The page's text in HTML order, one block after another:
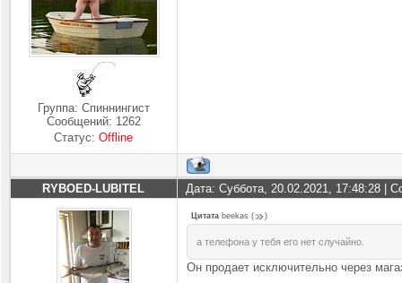
Группа: Спиннингист
Сообщений: 1262
Статус:Offline
RYBOED-LUBITEL Дата: Суббота, 20.02.2021, 17:48:28 |
Цитата beekas ( )
а телефона у тебя его нет случайно.
Он продает исключительно через